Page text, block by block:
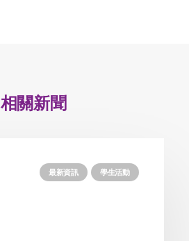
相關新聞
最新資訊 學生活動